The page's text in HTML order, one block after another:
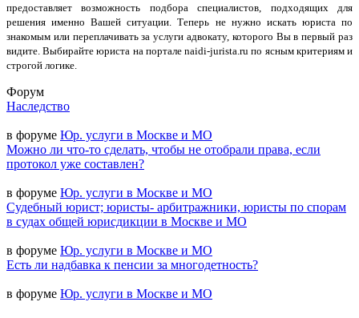
предоставляет возможность подбора специалистов, подходящих для
решения именно Вашей ситуации. Теперь не нужно искать юриста по
знакомым или переплачивать за услуги адвокату, которого Вы в первый раз
видите. Выбирайте юриста на портале naidi-jurista.ru по ясным критериям и
строгой логике.
Форум
Наследство
в форуме Юр. услуги в Москве и МО
Можно ли что-то сделать, чтобы не отобрали права, если
протокол уже составлен?
в форуме Юр. услуги в Москве и МО
Судебный юрист; юристы- арбитражники, юристы по спорам
в судах общей юрисдикции в Москве и МО
в форуме Юр. услуги в Москве и МО
Есть ли надбавка к пенсии за многодетность?
в форуме Юр. услуги в Москве и МО